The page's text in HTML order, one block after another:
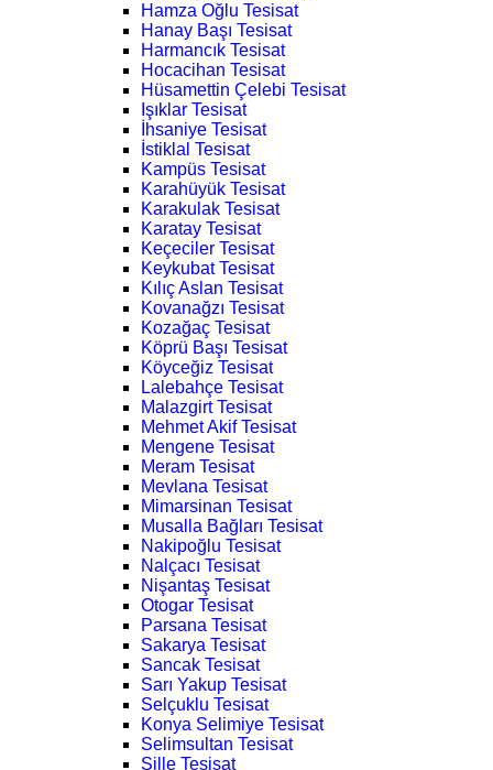
Hamza Oğlu Tesisat
Hanay Başı Tesisat
Harmancık Tesisat
Hocacihan Tesisat
Hüsamettin Çelebi Tesisat
Işıklar Tesisat
İhsaniye Tesisat
İstiklal Tesisat
Kampüs Tesisat
Karahüyük Tesisat
Karakulak Tesisat
Karatay Tesisat
Keçeciler Tesisat
Keykubat Tesisat
Kılıç Aslan Tesisat
Kovanağzı Tesisat
Kozağaç Tesisat
Köprü Başı Tesisat
Köyceğiz Tesisat
Lalebahçe Tesisat
Malazgirt Tesisat
Mehmet Akif Tesisat
Mengene Tesisat
Meram Tesisat
Mevlana Tesisat
Mimarsinan Tesisat
Musalla Bağları Tesisat
Nakipoğlu Tesisat
Nalçacı Tesisat
Nişantaş Tesisat
Otogar Tesisat
Parsana Tesisat
Sakarya Tesisat
Sancak Tesisat
Sarı Yakup Tesisat
Selçuklu Tesisat
Konya Selimiye Tesisat
Selimsultan Tesisat
Sille Tesisat